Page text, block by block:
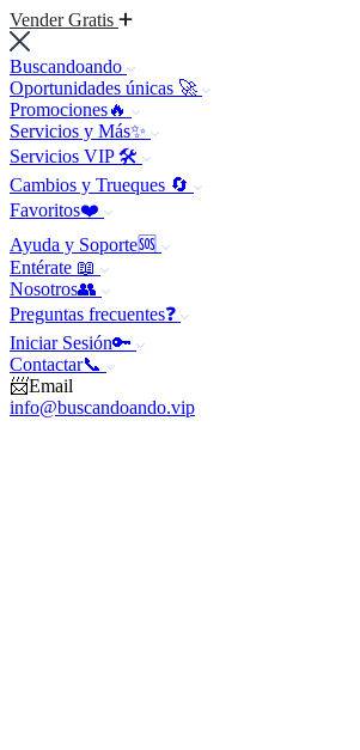
Vender Gratis
Buscandoando
Oportunidades únicas 🚀
Promociones🔥
Servicios y Más✨
Servicios VIP 🛠️
Cambios y Trueques 🔄
Favoritos❤️
Ayuda y Soporte🆘
Entérate 📖
Nosotros👥
Preguntas frecuentes❓
Iniciar Sesión🔑
Contactar📞
📨Email
info@buscandoando.vip